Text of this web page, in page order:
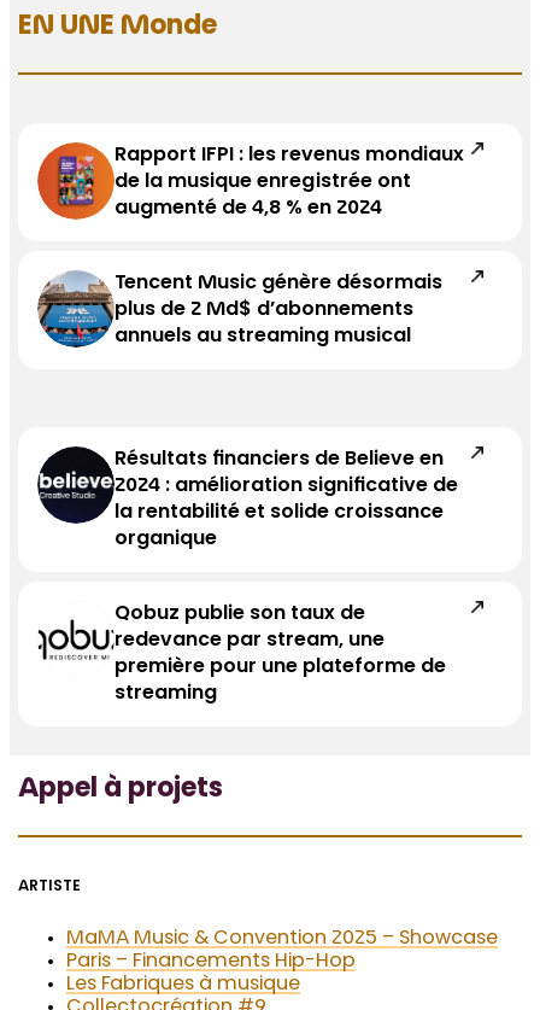
EN UNE Monde
Rapport IFPI : les revenus mondiaux
de la musique enregistrée ont
augmenté de 4,8 % en 2024
Tencent Music génère désormais
plus de 2 Md$ d’abonnements
annuels au streaming musical
Résultats financiers de Believe en
2024 : amélioration significative de
la rentabilité et solide croissance
organique
Qobuz publie son taux de
redevance par stream, une
première pour une plateforme de
streaming
Appel à projets
ARTISTE
MaMA Music & Convention 2025 – Showcase
Paris – Financements Hip-Hop
Les Fabriques à musique